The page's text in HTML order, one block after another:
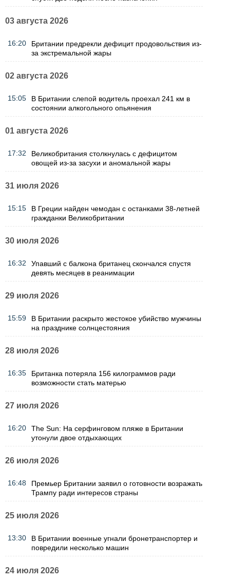
03 августа 2026
16:20
Британии предрекли дефицит продовольствия из-
за экстремальной жары
02 августа 2026
15:05
В Британии слепой водитель проехал 241 км в
состоянии алкогольного опьянения
01 августа 2026
17:32
Великобритания столкнулась с дефицитом
овощей из-за засухи и аномальной жары
31 июля 2026
15:15
В Греции найден чемодан с останками 38-летней
гражданки Великобритании
30 июля 2026
16:32
Упавший с балкона британец скончался спустя
девять месяцев в реанимации
29 июля 2026
15:59
В Британии раскрыто жестокое убийство мужчины
на празднике солнцестояния
28 июля 2026
16:35
Британка потеряла 156 килограммов ради
возможности стать матерью
27 июля 2026
16:20
The Sun: На серфинговом пляже в Британии
утонули двое отдыхающих
26 июля 2026
16:48
Премьер Британии заявил о готовности возражать
Трампу ради интересов страны
25 июля 2026
13:30
В Британии военные угнали бронетранспортер и
повредили несколько машин
24 июля 2026